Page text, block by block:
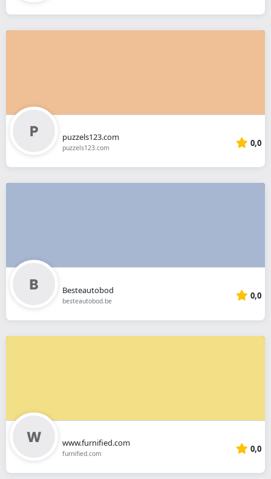
puzzels123.com
puzzels123.com 0,0
Besteautobod
besteautobod.be 0,0
www.furnified.com
furnified.com 0,0